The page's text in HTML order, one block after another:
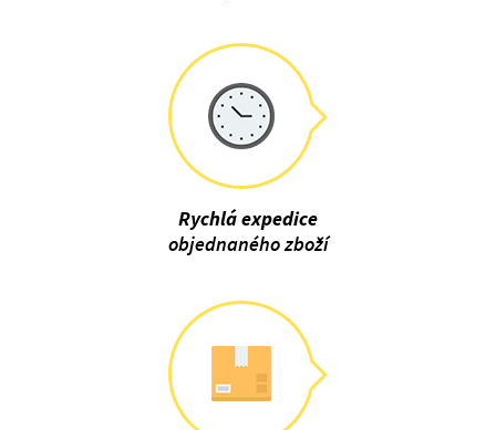
Rychlá expedice
objednaného zboží